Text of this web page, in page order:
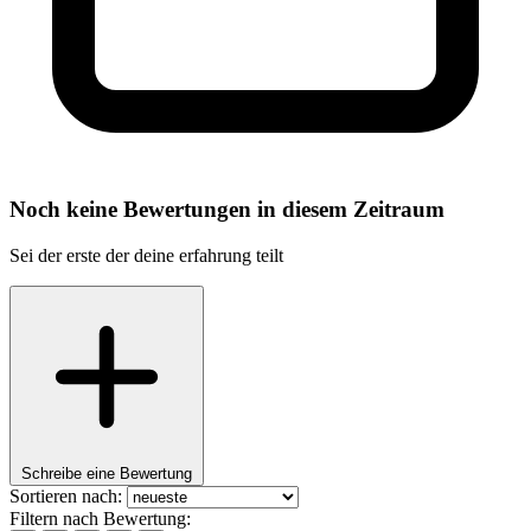
Noch keine Bewertungen in diesem Zeitraum
Sei der erste der deine erfahrung teilt
Schreibe eine Bewertung
Sortieren nach:
Filtern nach Bewertung: